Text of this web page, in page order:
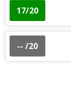
17/20
-- /20